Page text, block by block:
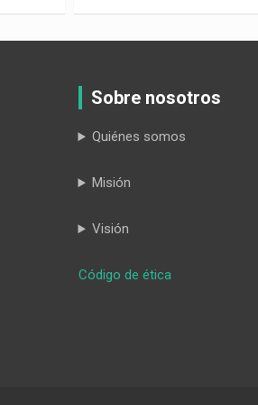
Sobre nosotros
Quiénes somos
Misión
Visión
Código de ética: